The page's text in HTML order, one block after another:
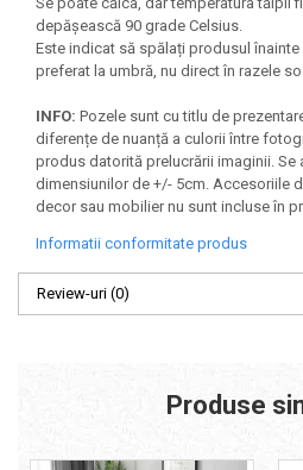
depășească 90 grade Celsius.
Este indicat să spălați produsul
preferat la umbră, nu direct în razele
INFO: Pozele sunt cu titlu de
diferențe de nuanță a culorii între
produs datorită prelucrării imaginii. Se
dimensiunilor de +/- 5cm. Accesoriile
decor sau mobilier nu sunt incluse în
Informatii conformitate produs
Review-uri (0)
Produse